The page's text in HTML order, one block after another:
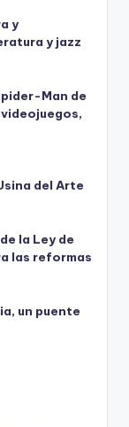
y
y jazz
Man de
del Arte
la Ley de
las reformas
un puente